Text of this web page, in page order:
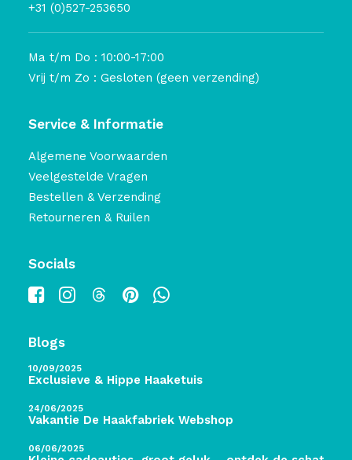
+31 (0)527-253650
Ma t/m Do : 10:00-17:00
Vrij t/m Zo : Gesloten (geen verzending)
Service & Informatie
Algemene Voorwaarden
Veelgestelde Vragen
Bestellen & Verzending
Retourneren & Ruilen
Socials
Blogs
10/09/2025
Exclusieve & Hippe Haaketuis
24/06/2025
Vakantie De Haakfabriek Webshop
06/06/2025